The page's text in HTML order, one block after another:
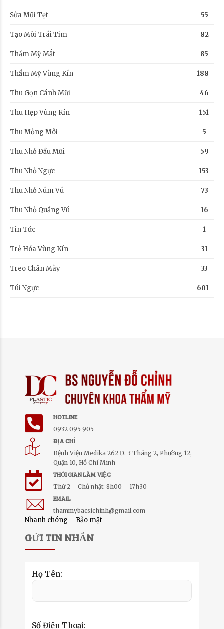
Sửa Mũi Tẹt 55
Tạo Môi Trái Tim 82
Thẩm Mỹ Mắt 85
Thẩm Mỹ Vùng Kín 188
Thu Gọn Cánh Mũi 46
Thu Hẹp Vùng Kín 151
Thu Mỏng Môi 5
Thu Nhỏ Đầu Mũi 59
Thu Nhỏ Ngực 153
Thu Nhỏ Núm Vú 73
Thu Nhỏ Quầng Vú 16
Tin Tức 1
Trẻ Hóa Vùng Kín 31
Treo Chân Mày 33
Túi Ngực 601
HOTLINE
0932 095 905
ĐỊA CHỈ
Bệnh Viện Medika 262 Đ. 3 Tháng 2, Phường 12,
Quận 10, Hồ Chí Minh
THỜI GIAN LÀM VIỆC
Thứ 2 – Chủ nhật: 8h00 – 17h30
EMAIL
thammybacsichinh@gmail.com
Nhanh chóng – Bảo mật
GỬI TIN NHẮN
Họ Tên:
Số Điện Thoại: